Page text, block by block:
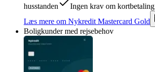
husstanden
Ingen krav om
Læs mere om Nykredit Mastercard Gold
Boligkunder med rejsebehov